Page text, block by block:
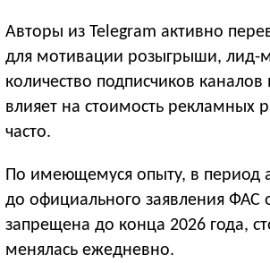
Авторы из Telegram активно
для мотивации розыгрыши, лид-
количество подписчиков
влияет на стоимость рекламных
часто.
По имеющемуся опыту, в период
до официального заявления ФАС
запрещена до конца 2026 года,
менялась ежедневно.